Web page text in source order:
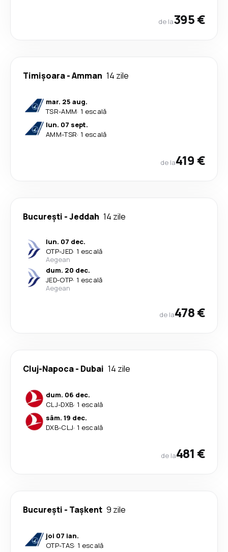
de la395 €
Timișoara-Amman 14 zile
mar. 25 aug.
TSR-AMM· 1 escală
lun. 07 sept.
AMM-TSR· 1 escală
de la419 €
București -Jeddah 14 zile
lun. 07 dec.
OTP-JED· 1 escală
Aegean
dum. 20 dec.
JED-OTP· 1 escală
Aegean
de la478 €
Cluj-Napoca- Dubai 14 zile
dum. 06 dec.
CLJ-DXB· 1 escală
sâm. 19 dec.
DXB-CLJ· 1 escală
de la481 €
București - Tașkent 9 zile
joi 07 ian.
OTP-TAS· 1 escală